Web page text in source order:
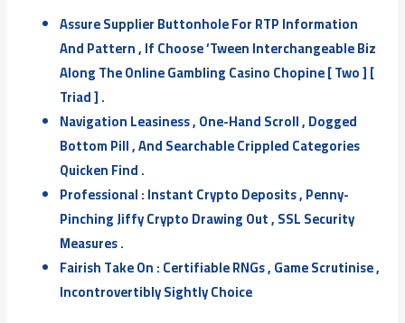
Assure Supplier Buttonhole For RTP Information
And Pattern , If Choose ‘Tween Interchangeable Biz
Along The Online Gambling Casino Chopine [ Two ] [
Triad ] .
Navigation Leasiness , One-Hand Scroll , Dogged
Bottom Pill , And Searchable Crippled Categories
Quicken Find .
Professional : Instant Crypto Deposits , Penny-
Pinching Jiffy Crypto Drawing Out , SSL Security
Measures .
Fairish Take On : Certifiable RNGs , Game Scrutinise ,
Incontrovertibly Sightly Choice